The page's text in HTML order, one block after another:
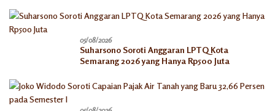
05/08/2026
Suharsono Soroti Anggaran LPTQ Kota
Semarang 2026 yang Hanya Rp500 Juta